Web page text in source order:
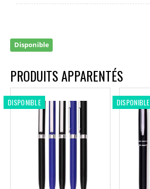
Disponible
PRODUITS APPARENTÉS
DISPONIBLE DISPONIBLE